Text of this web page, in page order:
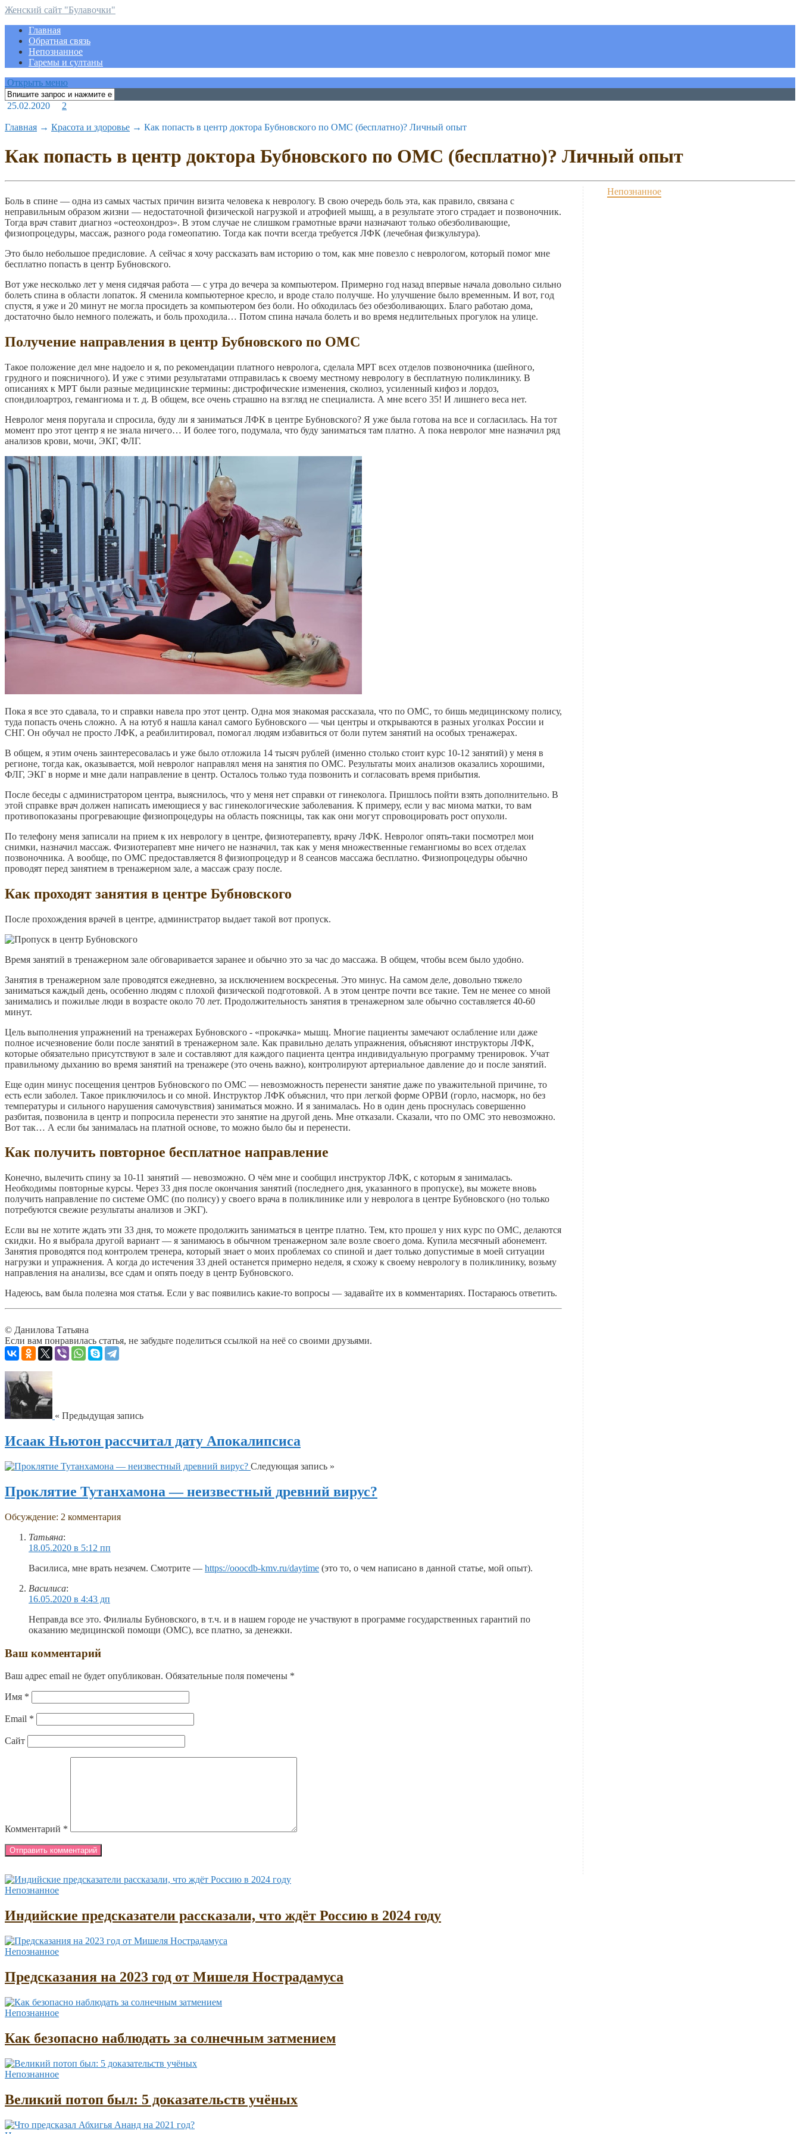
Женский сайт "Булавочки"
Главная
Обратная связь
Непознанное
Гаремы и султаны
Открыть меню
25.02.2020 2
Главная → Красота и здоровье → Как попасть в центр доктора Бубновского по ОМС (бесплатно)? Личный опыт
Как попасть в центр доктора Бубновского по ОМС (бесплатно)? Личный опыт
Боль в спине — одна из самых частых причин визита человека к неврологу. В свою очередь боль эта, как правило, связана с
неправильным образом жизни — недостаточной физической нагрузкой и атрофией мышц, а в результате этого страдает и позвоночник.
Тогда врач ставит диагноз «остеохондроз». В этом случае не слишком грамотные врачи назначают только обезболивающие,
физиопроцедуры, массаж, разного рода гомеопатию. Тогда как почти всегда требуется ЛФК (лечебная физкультура).
Это было небольшое предисловие. А сейчас я хочу рассказать вам историю о том, как мне повезло с неврологом, который помог мне
бесплатно попасть в центр Бубновского.
Вот уже несколько лет у меня сидячая работа — с утра до вечера за компьютером. Примерно год назад впервые начала довольно сильно
болеть спина в области лопаток. Я сменила компьютерное кресло, и вроде стало получше. Но улучшение было временным. И вот, год
спустя, я уже и 20 минут не могла просидеть за компьютером без боли. Но обходилась без обезболивающих. Благо работаю дома,
достаточно было немного полежать, и боль проходила… Потом спина начала болеть и во время недлительных прогулок на улице.
Получение направления в центр Бубновского по ОМС
Такое положение дел мне надоело и я, по рекомендации платного невролога, сделала МРТ всех отделов позвоночника (шейного,
грудного и поясничного). И уже с этими результатами отправилась к своему местному неврологу в бесплатную поликлинику. В
описаниях к МРТ были разные медицинские термины: дистрофические изменения, сколиоз, усиленный кифоз и лордоз,
спондилоартроз, гемангиома и т. д. В общем, все очень страшно на взгляд не специалиста. А мне всего 35! И лишнего веса нет.
Невролог меня поругала и спросила, буду ли я заниматься ЛФК в центре Бубновского? Я уже была готова на все и согласилась. На тот
момент про этот центр я не знала ничего… И более того, подумала, что буду заниматься там платно. А пока невролог мне назначил ряд
анализов крови, мочи, ЭКГ, ФЛГ.
Пока я все это сдавала, то и справки навела про этот центр. Одна моя знакомая рассказала, что по ОМС, то бишь медицинскому полису,
туда попасть очень сложно. А на ютуб я нашла канал самого Бубновского — чьи центры и открываются в разных уголках России и
СНГ. Он обучал не просто ЛФК, а реабилитировал, помогал людям избавиться от боли путем занятий на особых тренажерах.
В общем, я этим очень заинтересовалась и уже было отложила 14 тысяч рублей (именно столько стоит курс 10-12 занятий) у меня в
регионе, тогда как, оказывается, мой невролог направлял меня на занятия по ОМС. Результаты моих анализов оказались хорошими,
ФЛГ, ЭКГ в норме и мне дали направление в центр. Осталось только туда позвонить и согласовать время прибытия.
После беседы с администратором центра, выяснилось, что у меня нет справки от гинеколога. Пришлось пойти взять дополнительно. В
этой справке врач должен написать имеющиеся у вас гинекологические заболевания. К примеру, если у вас миома матки, то вам
противопоказаны прогревающие физиопроцедуры на область поясницы, так как они могут спровоцировать рост опухоли.
По телефону меня записали на прием к их неврологу в центре, физиотерапевту, врачу ЛФК. Невролог опять-таки посмотрел мои
снимки, назначил массаж. Физиотерапевт мне ничего не назначил, так как у меня множественные гемангиомы во всех отделах
позвоночника. А вообще, по ОМС предоставляется 8 физиопроцедур и 8 сеансов массажа бесплатно. Физиопроцедуры обычно
проводят перед занятием в тренажерном зале, а массаж сразу после.
Как проходят занятия в центре Бубновского
После прохождения врачей в центре, администратор выдает такой вот пропуск.
Время занятий в тренажерном зале обговаривается заранее и обычно это за час до массажа. В общем, чтобы всем было удобно.
Занятия в тренажерном зале проводятся ежедневно, за исключением воскресенья. Это минус. На самом деле, довольно тяжело
заниматься каждый день, особенно людям с плохой физической подготовкой. А в этом центре почти все такие. Тем не менее со мной
занимались и пожилые люди в возрасте около 70 лет. Продолжительность занятия в тренажерном зале обычно составляется 40-60
минут.
Цель выполнения упражнений на тренажерах Бубновского - «прокачка» мышц. Многие пациенты замечают ослабление или даже
полное исчезновение боли после занятий в тренажерном зале. Как правильно делать упражнения, объясняют инструкторы ЛФК,
которые обязательно присутствуют в зале и составляют для каждого пациента центра индивидуальную программу тренировок. Учат
правильному дыханию во время занятий на тренажере (это очень важно), контролируют артериальное давление до и после занятий.
Еще один минус посещения центров Бубновского по ОМС — невозможность перенести занятие даже по уважительной причине, то
есть если заболел. Такое приключилось и со мной. Инструктор ЛФК объяснил, что при легкой форме ОРВИ (горло, насморк, но без
температуры и сильного нарушения самочувствия) заниматься можно. И я занималась. Но в один день проснулась совершенно
разбитая, позвонила в центр и попросила перенести это занятие на другой день. Мне отказали. Сказали, что по ОМС это невозможно.
Вот так… А если бы занималась на платной основе, то можно было бы и перенести.
Как получить повторное бесплатное направление
Конечно, вылечить спину за 10-11 занятий — невозможно. О чём мне и сообщил инструктор ЛФК, с которым я занималась.
Необходимы повторные курсы. Через 33 дня после окончания занятий (последнего дня, указанного в пропуске), вы можете вновь
получить направление по системе ОМС (по полису) у своего врача в поликлинике или у невролога в центре Бубновского (но только
потребуются свежие результаты анализов и ЭКГ).
Если вы не хотите ждать эти 33 дня, то можете продолжить заниматься в центре платно. Тем, кто прошел у них курс по ОМС, делаются
скидки. Но я выбрала другой вариант — я занимаюсь в обычном тренажерном зале возле своего дома. Купила месячный абонемент.
Занятия проводятся под контролем тренера, который знает о моих проблемах со спиной и дает только допустимые в моей ситуации
нагрузки и упражнения. А когда до истечения 33 дней останется примерно неделя, я схожу к своему неврологу в поликлинику, возьму
направления на анализы, все сдам и опять поеду в центр Бубновского.
Надеюсь, вам была полезна моя статья. Если у вас появились какие-то вопросы — задавайте их в комментариях. Постараюсь ответить.
© Данилова Татьяна
Если вам понравилась статья, не забудьте поделиться ссылкой на неё со своими друзьями.
« Предыдущая запись
Исаак Ньютон рассчитал дату Апокалипсиса
Следующая запись »
Проклятие Тутанхамона — неизвестный древний вирус?
Обсуждение: 2 комментария
Татьяна:
18.05.2020 в 5:12 пп
Василиса, мне врать незачем. Смотрите — https://ooocdb-kmv.ru/daytime (это то, о чем написано в данной статье, мой опыт).
Василиса:
16.05.2020 в 4:43 дп
Неправда все это. Филиалы Бубновского, в т.ч. и в нашем городе не участвуют в программе государственных гарантий по
оказанию медицинской помощи (ОМС), все платно, за денежки.
Ваш комментарий
Ваш адрес email не будет опубликован. Обязательные поля помечены *
Имя *
Email *
Сайт
Комментарий *
Непознанное
Непознанное
Индийские предсказатели рассказали, что ждёт Россию в 2024 году
Непознанное
Предсказания на 2023 год от Мишеля Нострадамуса
Непознанное
Как безопасно наблюдать за солнечным затмением
Непознанное
Великий потоп был: 5 доказательств учёных